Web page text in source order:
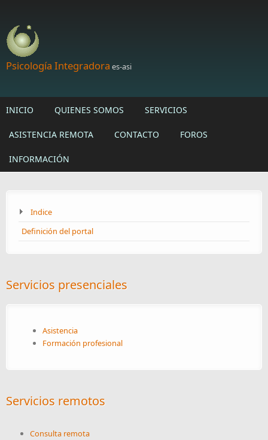
Psicología Integradora es-asi
INICIO QUIENES SOMOS SERVICIOS
ASISTENCIA REMOTA CONTACTO FOROS
INFORMACIÓN
Indice
Definición del portal
Servicios presenciales
Asistencia
Formación profesional
Servicios remotos
Consulta remota